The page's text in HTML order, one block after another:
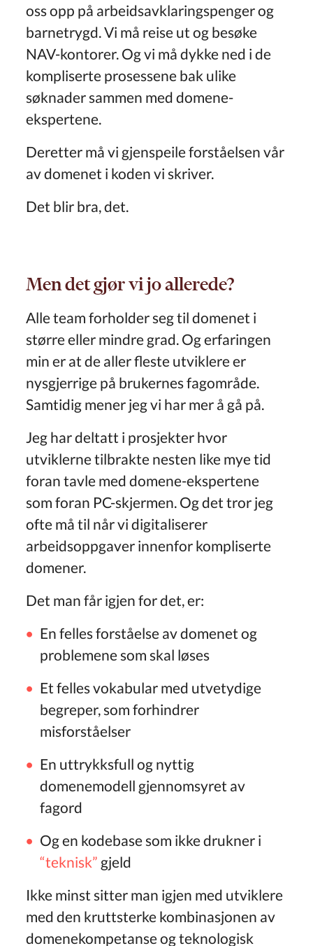
oss opp på arbeidsavklaringspenger og
barnetrygd. Vi må reise ut og besøke
NAV-kontorer. Og vi må dykke ned i de
kompliserte prosessene bak ulike
søknader sammen med domene-
ekspertene.
Deretter må vi gjenspeile forståelsen vår
av domenet i koden vi skriver.
Det blir bra, det.
Men det gjør vi jo allerede?
Alle team forholder seg til domenet i
større eller mindre grad. Og erfaringen
min er at de aller fleste utviklere er
nysgjerrige på brukernes fagområde.
Samtidig mener jeg vi har mer å gå på.
Jeg har deltatt i prosjekter hvor
utviklerne tilbrakte nesten like mye tid
foran tavle med domene-ekspertene
som foran PC-skjermen. Og det tror jeg
ofte må til når vi digitaliserer
arbeidsoppgaver innenfor kompliserte
domener.
Det man får igjen for det, er:
En felles forståelse av domenet og
problemene som skal løses
Et felles vokabular med utvetydige
begreper, som forhindrer
misforståelser
En uttrykksfull og nyttig
domenemodell gjennomsyret av
fagord
Og en kodebase som ikke drukner i
“teknisk” gjeld
Ikke minst sitter man igjen med utviklere
med den kruttsterke kombinasjonen av
domenekompetanse og teknologisk